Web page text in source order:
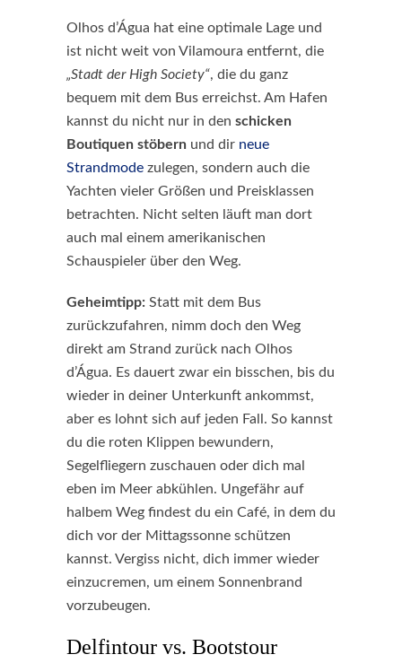
Olhos d’Água hat eine optimale Lage und
ist nicht weit von Vilamoura entfernt, die
„Stadt der High Society“, die du ganz
bequem mit dem Bus erreichst. Am Hafen
kannst du nicht nur in den schicken
Boutiquen stöbern und dir neue
Strandmode zulegen, sondern auch die
Yachten vieler Größen und Preisklassen
betrachten. Nicht selten läuft man dort
auch mal einem amerikanischen
Schauspieler über den Weg.
Geheimtipp: Statt mit dem Bus
zurückzufahren, nimm doch den Weg
direkt am Strand zurück nach Olhos
d’Água. Es dauert zwar ein bisschen, bis du
wieder in deiner Unterkunft ankommst,
aber es lohnt sich auf jeden Fall. So kannst
du die roten Klippen bewundern,
Segelfliegern zuschauen oder dich mal
eben im Meer abkühlen. Ungefähr auf
halbem Weg findest du ein Café, in dem du
dich vor der Mittagssonne schützen
kannst. Vergiss nicht, dich immer wieder
einzucremen, um einem Sonnenbrand
vorzubeugen.
Delfintour vs. Bootstour